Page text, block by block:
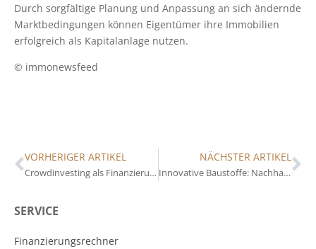
SERVICE
Finanzierungsrechner
Durch sorgfältige Planung und Anpassung an sich ändernde
Marktbedingungen können Eigentümer ihre Immobilien
erfolgreich als Kapitalanlage nutzen.
© immonewsfeed
VORHERIGER ARTIKEL
Crowdinvesting als Finanzierungsoption für Immobilienbesitzer
NÄCHSTER ARTIKEL
Innovative Baustoffe: Nachhaltigkeit und Effizienz im Bauwesen